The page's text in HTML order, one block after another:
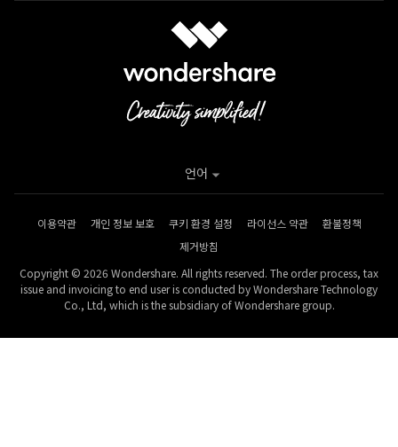
이용약관 개인 정보 보호 쿠키 환경 설정 라이선스 약관
환불정책
제거방침
Copyright © 2026 Wondershare. All rights reserved. The order process, tax
issue and invoicing to end user is conducted by Wondershare Technology
Co., Ltd, which is the subsidiary of Wondershare group.
언어